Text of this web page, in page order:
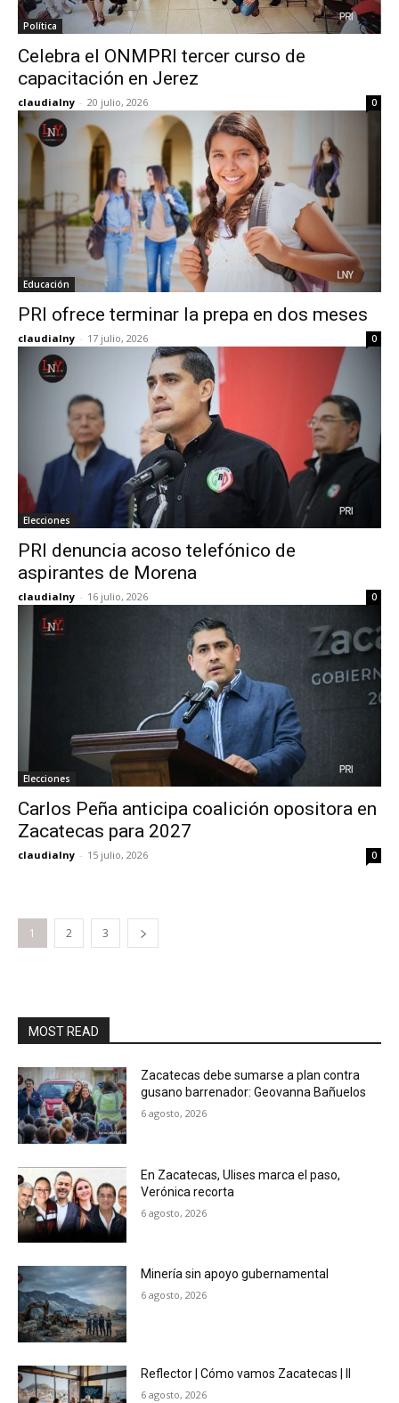
Política
Celebra el ONMPRI tercer curso de
capacitación en Jerez
claudialny - 20 julio, 2026 0
Educación
PRI ofrece terminar la prepa en dos meses
claudialny - 17 julio, 2026 0
Elecciones
PRI denuncia acoso telefónico de
aspirantes de Morena
claudialny - 16 julio, 2026 0
Elecciones
Carlos Peña anticipa coalición opositora en
Zacatecas para 2027
claudialny - 15 julio, 2026 0
1 2 3
MOST READ
Zacatecas debe sumarse a plan contra
gusano barrenador: Geovanna Bañuelos
6 agosto, 2026
En Zacatecas, Ulises marca el paso,
Verónica recorta
6 agosto, 2026
Minería sin apoyo gubernamental
6 agosto, 2026
Reflector | Cómo vamos Zacatecas | II
6 agosto, 2026